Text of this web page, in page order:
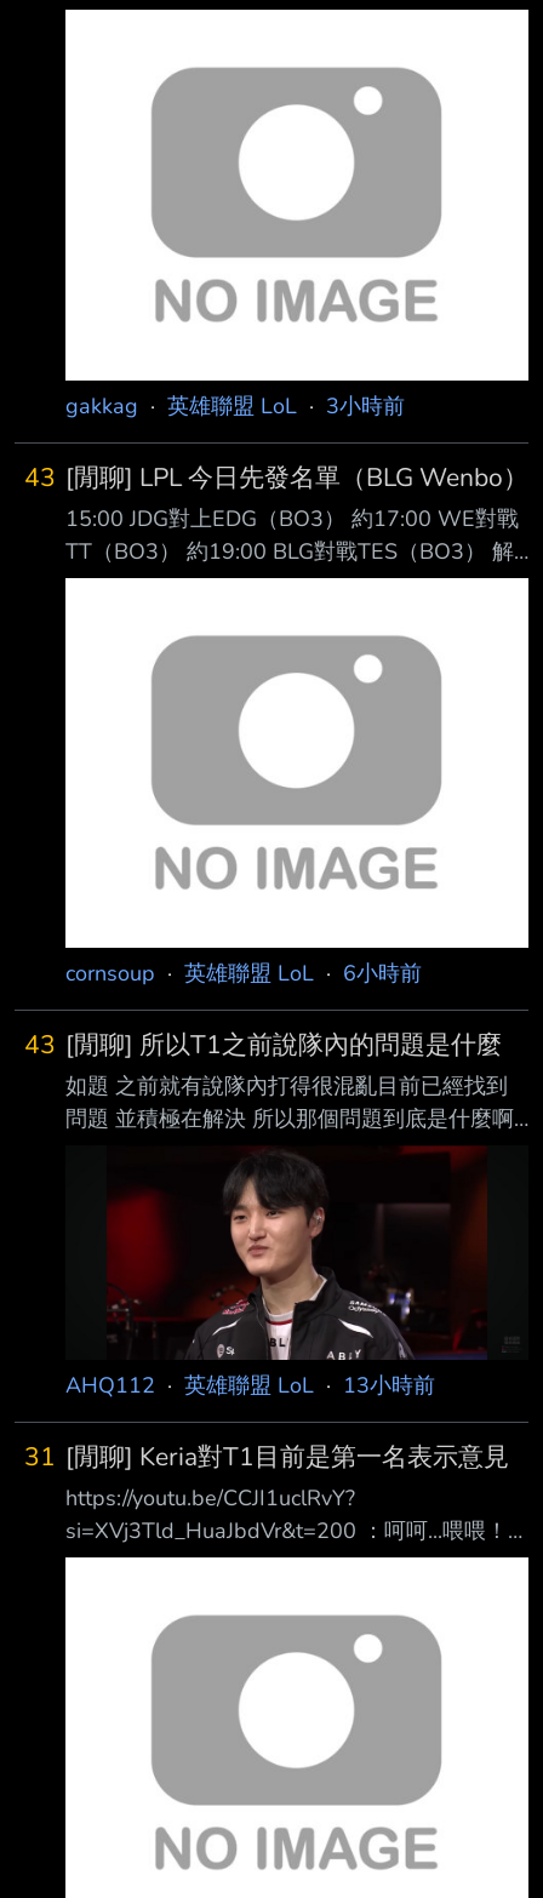
類的 但平均年齡26+了 其他位置陸陸續續都有
佔據 打這個位置操作只是入門門檻 除此之外角
色池要有 傳統大核法師 節奏法師(逆命、加里歐)
刺客 偶爾版本對了還要拿坦克或是ad中路 加上
團戰意識要高 （輸出核心） 除了對線還要跟野
輔連動 什麼時候該在哪裡該有什麼裝備狀態都
會影響龍團資源團的結果 最重要每一隊中路幾
乎都是人氣擔當 以資方角度
gakkag · 英雄聯盟 LoL · 3小時前
43 [閒聊] LPL 今日先發名單（BLG Wenbo）
15:00 JDG對上EDG（BO3） 約17:00 WE對戰
TT（BO3） 約19:00 BLG對戰TES（BO3） 解
說：鼓鼓、王淞、王多多、懷南 主持：駱歆
https://imgpoi.com/i/OF8X79.png
https://imgpoi.com/i/OF8FM5.png -- 結果是兩
個新人上路對打 阿說好的BIN哥回歸呢? -- 鷹嶺
ルイ推 https://youtu.be/Ix-f51aq8SY
https://img
cornsoup · 英雄聯盟 LoL · 6小時前
43 [閒聊] 所以T1之前說隊內的問題是什麼
如題 之前就有說隊內打得很混亂目前已經找到
問題 並積極在解決 所以那個問題到底是什麼啊
今天大O進場的時候笑得很開心 還跟露許哥有說
有笑 今天韓股普普感覺也不是韓股的問題 有人
知道嗎 https://i.imgur.com/c1eE8Pt.jpeg
https://i.imgur.com/Y9zSMCd.jpeg
https://i.imgur.com/zPg0xdM.jpeg
https://i.imgur.com/69uC2cg.jpeg ----- Sent
from JPTT on my iPho
AHQ112 · 英雄聯盟 LoL · 13小時前
31 [閒聊] Keria對T1目前是第一名表示意見
https://youtu.be/CCJI1uclRvY?
si=XVj3Tld_HuaJbdVr&t=200 ：呵呵...喂喂！
什麼叫沒做什麼阿？
名被推到NO1，好像有點心虛 --